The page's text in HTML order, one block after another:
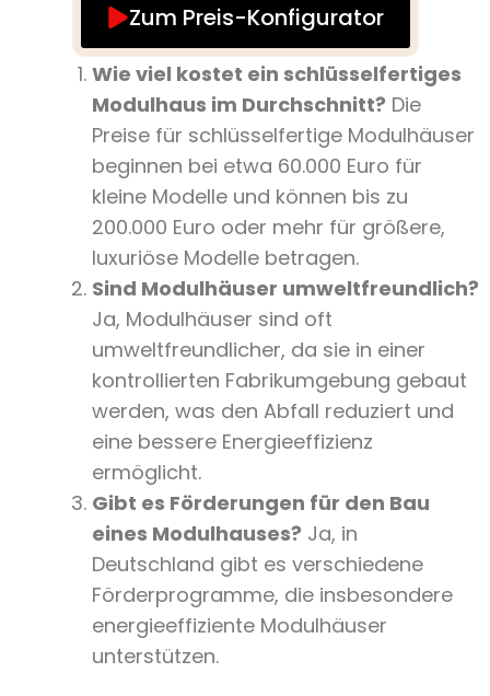
Zum Preis-Konfigurator
Wie viel kostet ein schlüsselfertiges
Modulhaus im Durchschnitt? Die
Preise für schlüsselfertige Modulhäuser
beginnen bei etwa 60.000 Euro für
kleine Modelle und können bis zu
200.000 Euro oder mehr für größere,
luxuriöse Modelle betragen.
Sind Modulhäuser umweltfreundlich?
Ja, Modulhäuser sind oft
umweltfreundlicher, da sie in einer
kontrollierten Fabrikumgebung gebaut
werden, was den Abfall reduziert und
eine bessere Energieeffizienz
ermöglicht.
Gibt es Förderungen für den Bau
eines Modulhauses? Ja, in
Deutschland gibt es verschiedene
Förderprogramme, die insbesondere
energieeffiziente Modulhäuser
unterstützen.